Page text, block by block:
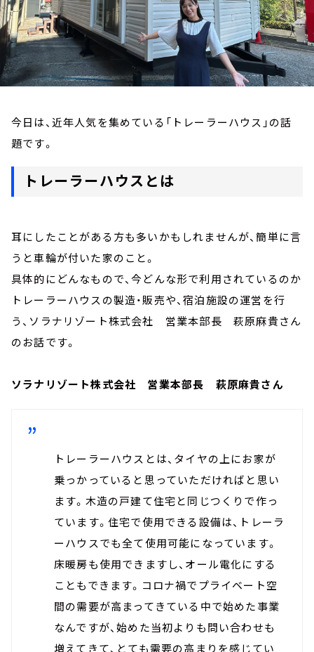
今日は、近年人気を集めている「トレーラーハウス」の話
題です。
トレーラーハウスとは
耳にしたことがある方も多いかもしれませんが、簡単に言
うと車輪が付いた家のこと。
具体的にどんなもので、今どんな形で利用されているのか
トレーラーハウスの製造・販売や、宿泊施設の運営を行
う、ソラナリゾート株式会社 営業本部長 萩原麻貴さん
のお話です。
ソラナリゾート株式会社 営業本部長 萩原麻貴さん
トレーラーハウスとは、タイヤの上にお家が
乗っかっていると思っていただければと思い
ます。木造の戸建て住宅と同じつくりで作っ
ています。住宅で使用できる設備は、トレーラ
ーハウスでも全て使用可能になっています。
床暖房も使用できますし、オール電化にする
こともできます。コロナ禍でプライベート空
間の需要が高まってきている中で始めた事業
なんですが、始めた当初よりも問い合わせも
増えてきて、とても需要の高まりを感じてい